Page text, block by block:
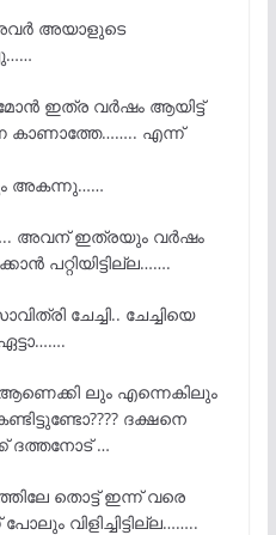
അവർ അയാളുടെ
ഇത്ര വർഷം ആയിട്ട്
കാണാത്തേ…….. എന്ന്
അകന്നു……
അവന് ഇത്രയും വർഷം
പറ്റിയിട്ടില്ല…….
ചേച്ചി.. ചേച്ചിയെ
ലും എന്നെകിലും
ദക്ഷനെ
ദത്തനോട്‌ …
തൊട്ട് ഇന്ന് വരെ
വിളിച്ചിട്ടില്ല……..